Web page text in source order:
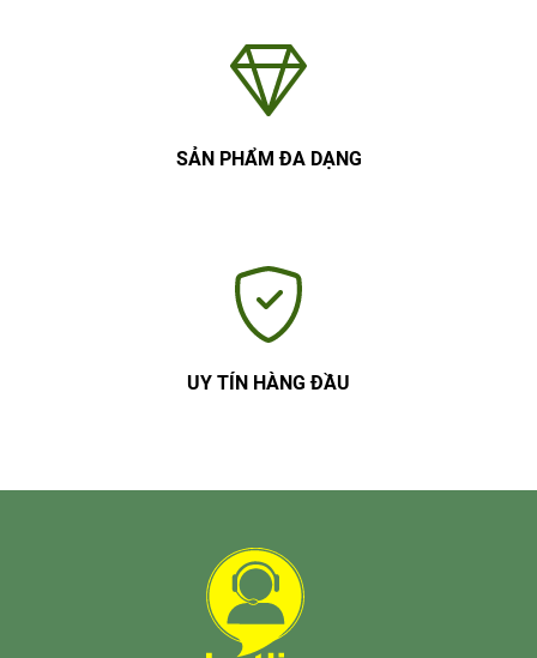
SẢN PHẨM ĐA DẠNG
UY TÍN HÀNG ĐẦU